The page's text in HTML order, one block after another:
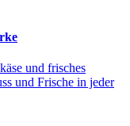
und frisches
und Frische in jeder